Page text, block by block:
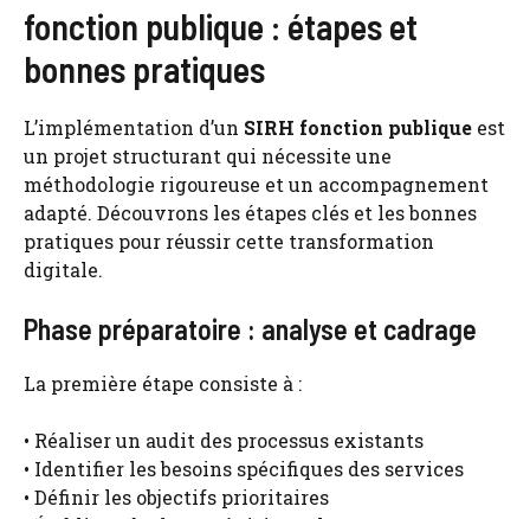
fonction publique : étapes et
bonnes pratiques
L’implémentation d’un SIRH fonction publique est
un projet structurant qui nécessite une
méthodologie rigoureuse et un accompagnement
adapté. Découvrons les étapes clés et les bonnes
pratiques pour réussir cette transformation
digitale.
Phase préparatoire : analyse et cadrage
La première étape consiste à :
• Réaliser un audit des processus existants
• Identifier les besoins spécifiques des services
• Définir les objectifs prioritaires